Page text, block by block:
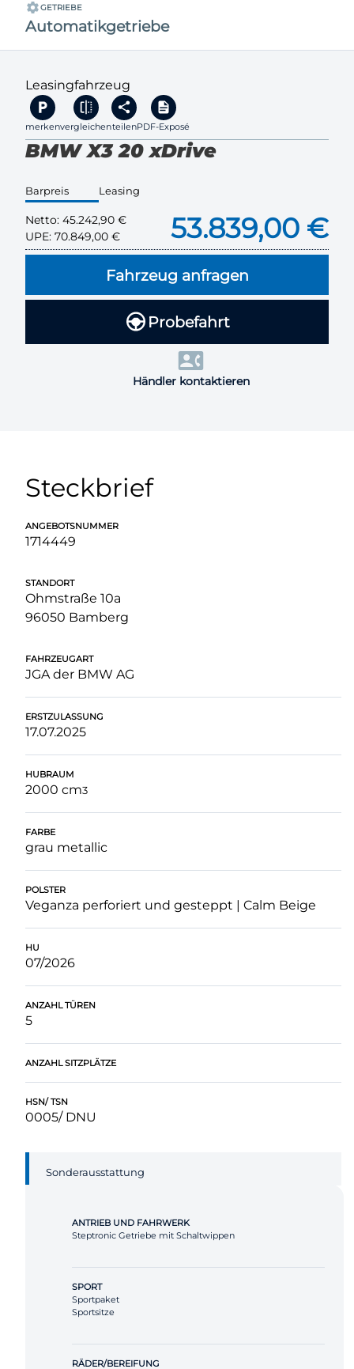
GETRIEBE
Automatikgetriebe
Leasingfahrzeug
merkenvergleichenteilenPDF-Exposé
BMW X3 20 xDrive
Barpreis Leasing
Netto: 45.242,90 €
UPE: 70.849,00 € 53.839,00 €
Fahrzeug anfragen
Probefahrt
Händler kontaktieren
Steckbrief
ANGEBOTSNUMMER
1714449
STANDORT
Ohmstraße 10a
96050 Bamberg
FAHRZEUGART
JGA der BMW AG
ERSTZULASSUNG
17.07.2025
HUBRAUM
2000 cm3
FARBE
grau metallic
POLSTER
Veganza perforiert und gesteppt | Calm Beige
HU
07/2026
ANZAHL TÜREN
5
ANZAHL SITZPLÄTZE
HSN/ TSN
0005/ DNU
Sonderausstattung
ANTRIEB UND FAHRWERK
Steptronic Getriebe mit Schaltwippen
SPORT
Sportpaket
Sportsitze
RÄDER/BEREIFUNG